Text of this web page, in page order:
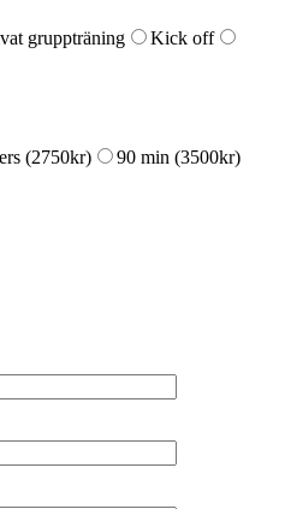
gruppträning
Kick off
(2750kr) 90 min (3500kr)